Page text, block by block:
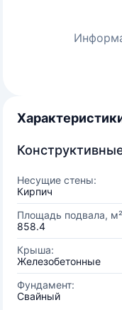
Несущие стены:
Кирпич
Площадь подвала,
858.4
Крыша:
Железобетонные
Фундамент:
Свайный